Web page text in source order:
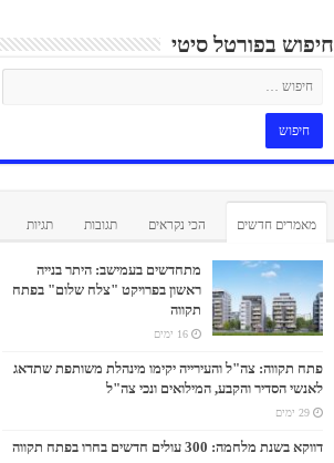
חיפוש בפורטל סיטי
מאמרים חדשים הכי נקראים תגובות תגיות
מתחדשים בעמישב: היתר בנייה
ראשון בפרויקט "צלח שלום" בפתח
תקווה
16 ימים
פתח תקווה: צה"ל והעירייה יקימו מינהלת משותפת שתדאג
לאנשי הסדיר והקבע, המילואים ונכי צה"ל
29 ימים
דווקא בשנת מלחמה: 300 עולים חדשים בחרו בפתח תקווה